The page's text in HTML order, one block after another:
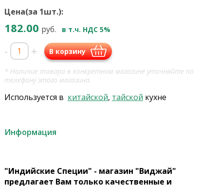
Цена(за 1шт.):
182.00 руб. в т.ч. НДС 5%
- + В корзину
* Наличие товара в конкретном магазине уточняйте по
телефону этого магазина.
Используется в китайской, тайской кухне
Информация
"Индийские Специи" - магазин "Виджай"
предлагает Вам только качественные и